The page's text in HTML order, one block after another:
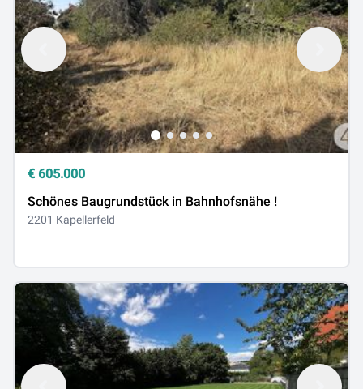
€ 605.000
Schönes Baugrundstück in Bahnhofsnähe !
2201 Kapellerfeld